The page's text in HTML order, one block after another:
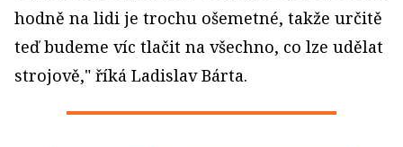
hodně na lidi je trochu ošemetné, takže určitě
teď budeme víc tlačit na všechno, co lze udělat
strojově," říká Ladislav Bárta.